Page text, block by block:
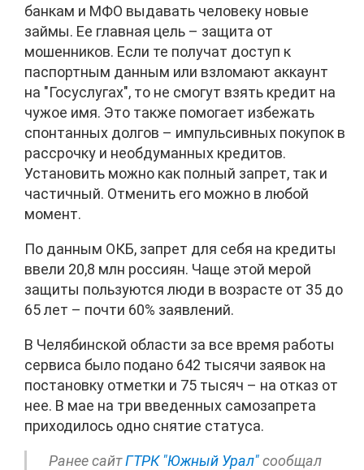
банкам и МФО выдавать человеку новые
займы. Ее главная цель – защита от
мошенников. Если те получат доступ к
паспортным данным или взломают аккаунт
на "Госуслугах", то не смогут взять кредит на
чужое имя. Это также помогает избежать
спонтанных долгов – импульсивных покупок в
рассрочку и необдуманных кредитов.
Установить можно как полный запрет, так и
частичный. Отменить его можно в любой
момент.
По данным ОКБ, запрет для себя на кредиты
ввели 20,8 млн россиян. Чаще этой мерой
защиты пользуются люди в возрасте от 35 до
65 лет – почти 60% заявлений.
В Челябинской области за все время работы
сервиса было подано 642 тысячи заявок на
постановку отметки и 75 тысяч – на отказ от
нее. В мае на три введенных самозапрета
приходилось одно снятие статуса.
Ранее сайтГТРК "Южный Урал"сообщал